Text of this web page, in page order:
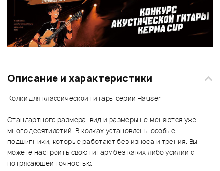
Описание и характеристики
Колки для классической гитары серии Hauser
Стандартного размера, вид и размеры не меняются уже
много десятилетий. В колках установлены особые
подшипники, которые работают без износа и трения. Вы
можете настроить свою гитару без каких либо усилий с
потрясающей точностью.